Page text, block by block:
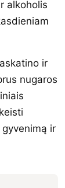
alkoholis
ir
nugaros
ir